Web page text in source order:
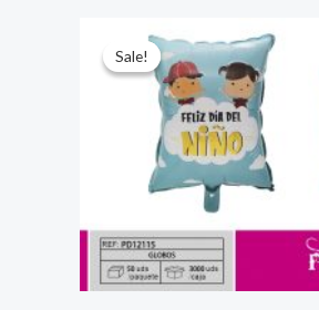
Sale!
Sale!precio
original
era:
$ 6.500.
precio
actual
es:
$ 5.000.